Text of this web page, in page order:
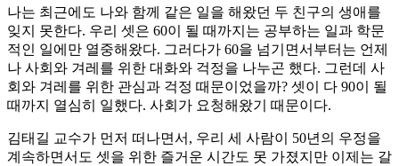
나는 최근에도 나와 함께 같은 일을 해왔던 두 친구의 생애를
잊지 못한다. 우리 셋은 60이 될 때까지는 공부하는 일과 학문
적인 일에만 열중해왔다. 그러다가 60을 넘기면서부터는 언제
나 사회와 겨레를 위한 대화와 걱정을 나누곤 했다. 그런데 사
회와 겨레를 위한 관심과 걱정 때문이었을까? 셋이 다 90이 될
때까지 열심히 일했다. 사회가 요청해왔기 때문이다.
김태길 교수가 먼저 떠나면서, 우리 세 사람이 50년의 우정을
계속하면서도 셋을 위한 즐거운 시간도 못 가졌지만 이제는 갈